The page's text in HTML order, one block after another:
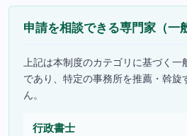
申請を相談できる専門家（一
上記は本制度のカテゴリに基づく一
であり、特定の事務所を推薦・斡旋
ん。
行政書士